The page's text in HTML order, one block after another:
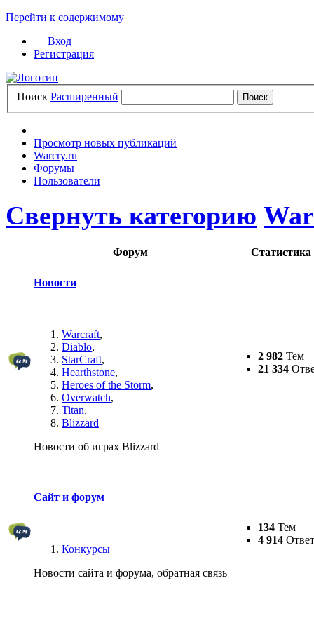
Перейти к содержимому
Вход
Регистрация
Поиск Расширенный
Просмотр новых публикаций
Warcry.ru
Форумы
Пользователи
Свернуть категорию
Форум Статистика
Новости
Warcraft,
Diablo,
StarCraft,
Hearthstone,
Heroes of the Storm,
Overwatch,
Titan,
Blizzard
Новости об играх Blizzard
2 982 Тем
21 334
Сайт и форум
Конкурсы
Новости сайта и форума, обратная связь
134 Тем
4 914